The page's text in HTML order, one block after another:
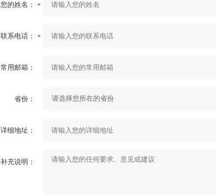
您的姓名：
联系电话：
常用邮箱：
省份：
详细地址：
补充说明：